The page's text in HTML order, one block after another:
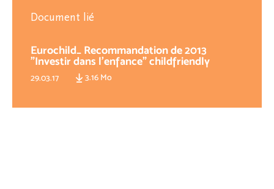
Document lié
Eurochild_ Recommandation de 2013
"Investir dans l'enfance" childfriendly
29.03.17 3.16 Mo